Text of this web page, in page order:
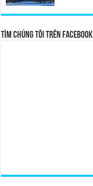
Tìm chúng tôi trên Facebook